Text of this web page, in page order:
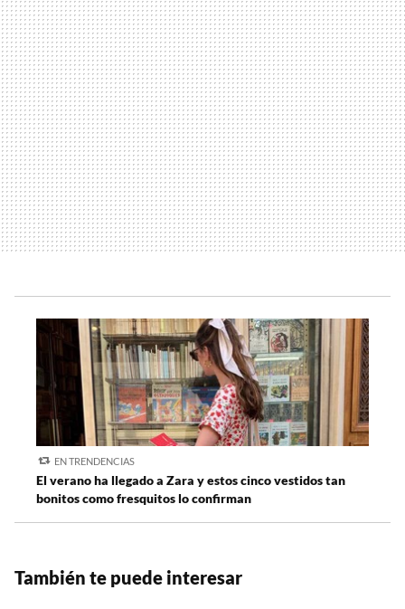
EN TRENDENCIAS
El verano ha llegado a Zara y estos cinco vestidos tan
bonitos como fresquitos lo confirman
También te puede interesar